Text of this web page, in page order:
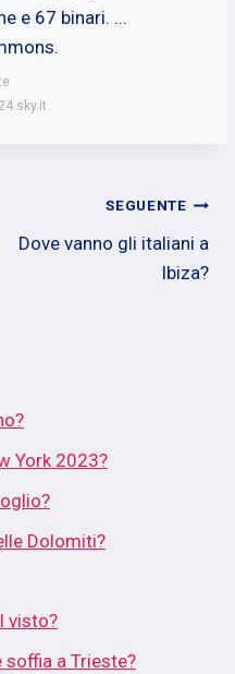
e 67 binari. ...
SEGUENTE
Dove vanno gli italiani a
Ibiza?
York 2023?
Dolomiti?
visto?
soffia a Trieste?